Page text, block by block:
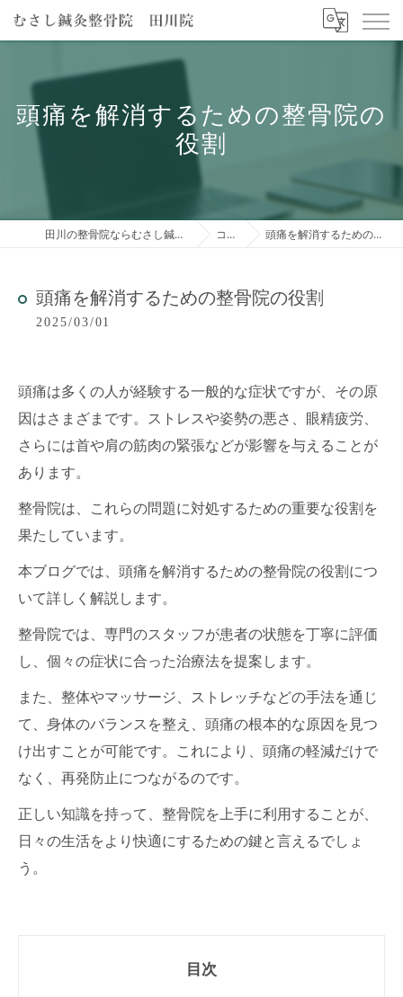
頭痛を解消するための整骨院の
役割
田川の整骨院ならむさし鍼灸整骨院 田川院 コラム 頭痛を解消するための整骨院の役割
頭痛を解消するための整骨院の役割
2025/03/01
頭痛は多くの人が経験する一般的な症状ですが、その原
因はさまざまです。ストレスや姿勢の悪さ、眼精疲労、
さらには首や肩の筋肉の緊張などが影響を与えることが
あります。
整骨院は、これらの問題に対処するための重要な役割を
果たしています。
本ブログでは、頭痛を解消するための整骨院の役割につ
いて詳しく解説します。
整骨院では、専門のスタッフが患者の状態を丁寧に評価
し、個々の症状に合った治療法を提案します。
また、整体やマッサージ、ストレッチなどの手法を通じ
て、身体のバランスを整え、頭痛の根本的な原因を見つ
け出すことが可能です。これにより、頭痛の軽減だけで
なく、再発防止につながるのです。
正しい知識を持って、整骨院を上手に利用することが、
日々の生活をより快適にするための鍵と言えるでしょ
う。
目次